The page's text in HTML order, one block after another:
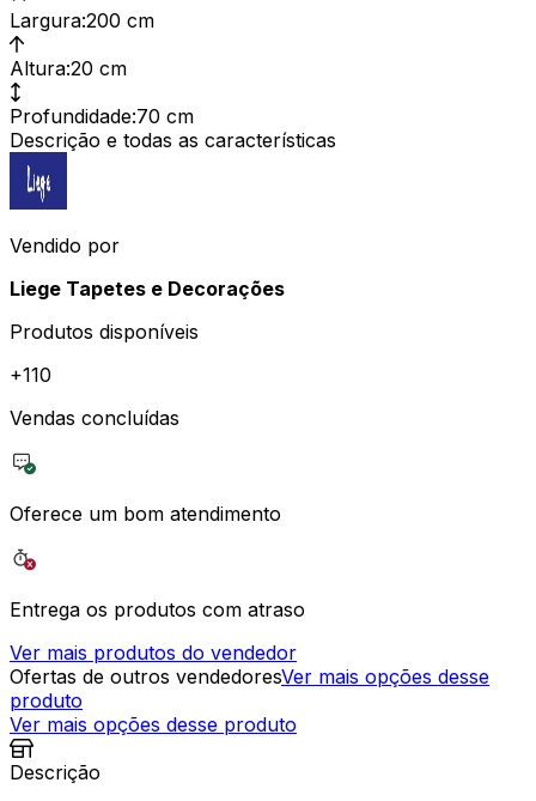
Largura:200 cm
Altura:20 cm
Profundidade:70 cm
Descrição e todas as características
Vendido por
Liege Tapetes e Decorações
Produtos disponíveis
+110
Vendas concluídas
Oferece um bom atendimento
Entrega os produtos com atraso
Ver mais produtos do vendedor
Ofertas de outros vendedoresVer mais opções desse
produto
Ver mais opções desse produto
Descrição